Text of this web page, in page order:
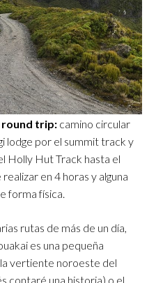
trip: camino circular
lodge por el summit track y
Holly Hut Track hasta el
en 4 horas y alguna
forma física.
rutas de más de un día,
es una pequeña
vertiente noroeste del
contaré una historia) o el